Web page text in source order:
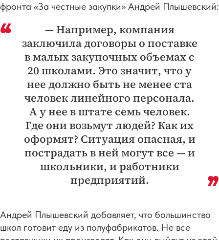
фронта «За честные закупки» Андрей Плышевский:
— Например, компания
заключила договоры о поставке
в малых закупочных объемах с
20 школами. Это значит, что у
нее должно быть не менее ста
человек линейного персонала.
А у нее в штате семь человек.
Где они возьмут людей? Как их
оформят? Ситуация опасная, и
пострадать в ней могут все — и
школьники, и работники
предприятий.
Андрей Плышевский добавляет, что большинство
школ готовит еду из полуфабрикатов. Не все